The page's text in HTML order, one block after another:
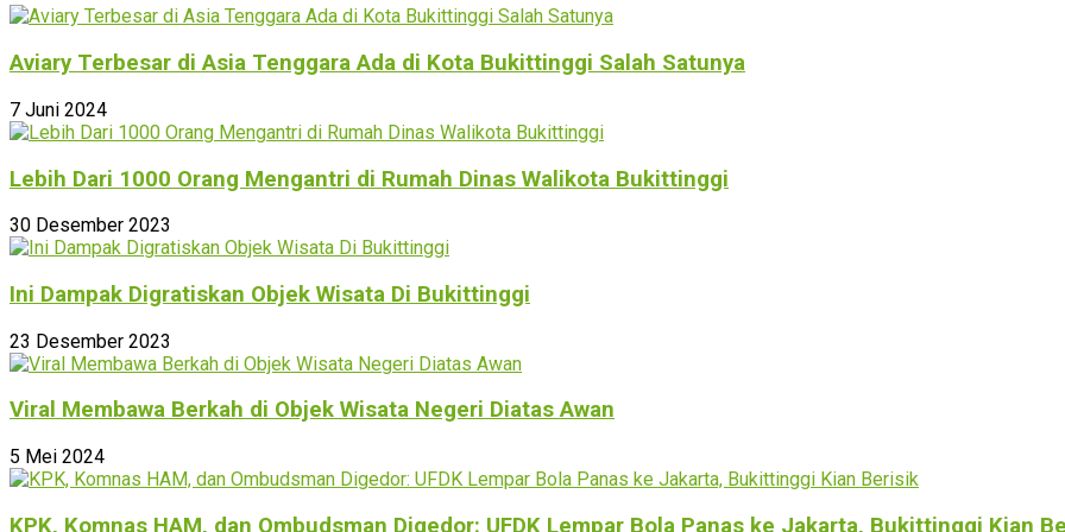
Aviary Terbesar di Asia Tenggara Ada di Kota Bukittinggi Salah Satunya
7 Juni 2024
Lebih Dari 1000 Orang Mengantri di Rumah Dinas Walikota Bukittinggi
30 Desember 2023
Ini Dampak Digratiskan Objek Wisata Di Bukittinggi
23 Desember 2023
Viral Membawa Berkah di Objek Wisata Negeri Diatas Awan
5 Mei 2024
KPK, Komnas HAM, dan Ombudsman Digedor: UFDK Lempar Bola Panas ke Jakarta, Bukittinggi Kian